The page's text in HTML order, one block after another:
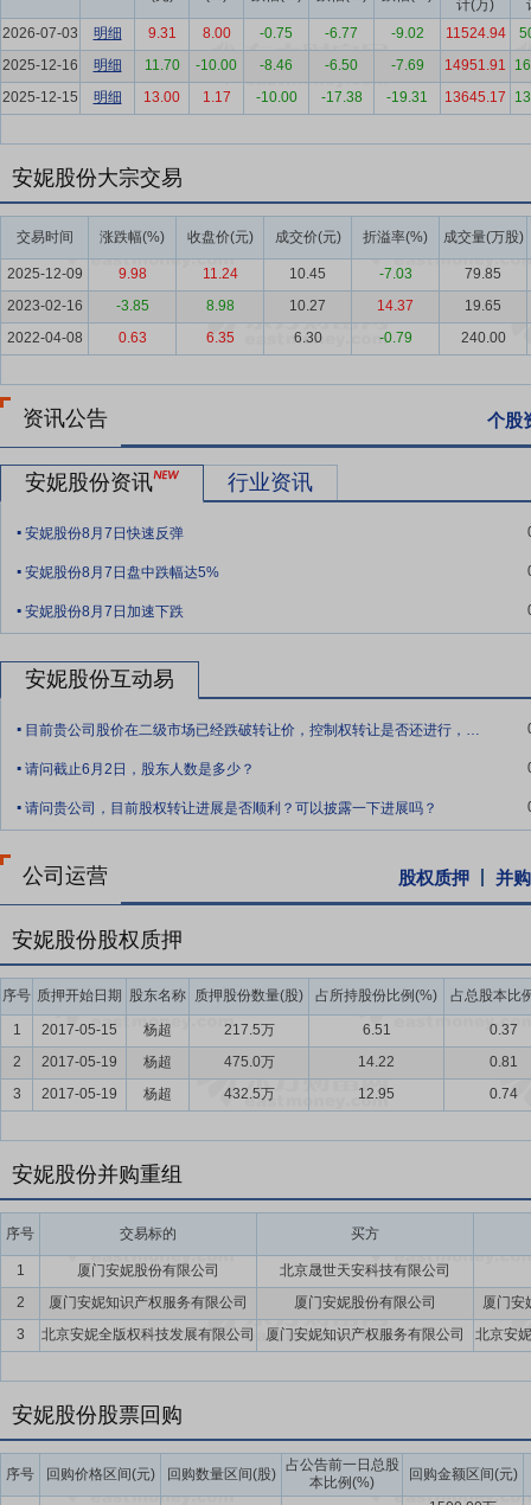
官方数据显示，2025年国内消费市场保持平稳运行，社会消费品零售
中，商品零售额同比增长3.8%，线上消费呈现稳健增长态势，同比增
要点6：造纸行业
2025年，全国机制纸及纸板产量达16405.4万吨，
来看，造纸和纸制品行业实现营业收入14186.7亿元，同比下降2.6%
差，行业整体盈利水平持续承压。与此同时，2025年纸制品进口零关
市场竞争与供需结构错配。整体而言，2025年造纸行业呈现产量创新
要点7：热敏纸行业
2025年我国热敏纸行业保持稳步增长，全年产
全球最大的热敏纸生产国与消费国，占全球市场比重约45%。产品结
退出市场。需求端以物流电子面单、零售POS小票为主，医疗、金融
要点8：票据印刷行业
2025年，票据印刷行业整体呈现总量平稳、
质票据需求持续被替代，但政务、金融、税务等高安全性票据仍保持
要点9： 版权行业
根据国家版权局2026年3月发布的统计数据，全
保护中心联合统计数据显示，计算机软件著作权登记318.3万件，同
登记量位居全国前列；作品登记结构呈现多元化特征，美术作品占比
公司的防伪溯源系统业务经过十几年的发展，形成了润滑油标签、日
要点11：完整的产品矩阵和业务体系
需求提供定制化的服务。
版权内容变现的全方位全价值链服务。版权家以版权保护为起点，基
的版权保护措施。
要点13：全方面综合服务优势
商务信息用纸业务、彩票定点印制业
合个性化产品设计，积极钻研产品技术，从而实现为客户提供整体个
要点14：为全资子公司厦门安妮企业有限公司提供担保
2022年6月
《关于为全资子公司申请银行授信提供担保的议案》。同意公司为全
额不超过人民币3,000万元连带责任担保。该议案额度在董事会审议
向厦门国际银行股份有限公司厦门分行申请总额不超过人民币3,000
上述担保对象为公司的全资子公司,本次担保事项不涉及反担保。
计(万)
2026-07-03
明细 9.31 8.00 -0.75 -6.77 -9.02 11524.94
2025-12-16
明细 11.70 -10.00 -8.46 -6.50 -7.69 14951.91
2025-12-15
明细 13.00 1.17 -10.00 -17.38 -19.31 13645.17
安妮股份大宗交易
交易时间 涨跌幅(%) 收盘价(元) 成交价(元) 折溢率(%) 成交量(万股)
2025-12-09 9.98 11.24 10.45 -7.03
79.85
2023-02-16
-3.85 8.98 10.27 14.37
19.65
2022-04-08
0.63 6.35 6.30 -0.79 240.00
资讯公告 个股
安妮股份资讯 行业资讯
. 安妮股份8月7日快速反弹
. 安妮股份8月7日盘中跌幅达5%
. 安妮股份8月7日加速下跌
安妮股份互动易
. 目前贵公司股价在二级市场已经跌破转让价，控制权转让是否还进行，公司股票走势是否有
. 请问截止6月2日，股东人数是多少？
. 请问贵公司，目前股权转让进展是否顺利？可以披露一下进展吗？
公司运营 股权质押 并
安妮股份股权质押
序号 质押开始日期 股东名称 质押股份数量(股) 占所持股份比例(%) 占总股本比
1 2017-05-15 杨超 217.5万 6.51
0.37
2
2017-05-19 杨超 475.0万 14.22
0.81
3
2017-05-19 杨超 432.5万 12.95 0.74
安妮股份并购重组
序号 交易标的 买方
1 厦门安妮股份有限公司
北京晟世天安科技有限公司
2
厦门安妮知识产权服务有限公司 厦门安妮股份有限公司
厦门安
3
北京安妮全版权科技发展有限公司 厦门安妮知识产权服务有限公司 北京安
安妮股份股票回购
序号 回购价格区间(元) 回购数量区间(股)
占公告前一日总股
本比例(%)
回购金额区间(元)